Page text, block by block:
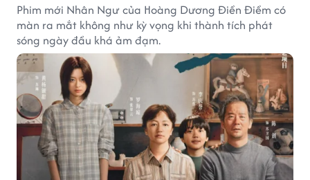
Phim mới Nhân Ngư của Hoàng Dương Điền Điềm có
màn ra mắt không như kỳ vọng khi thành tích phát
sóng ngày đầu khá ảm đạm.